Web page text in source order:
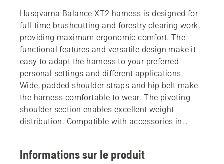
Husqvarna Balance XT2 harness is designed for
full-time brushcutting and forestry clearing work,
providing maximum ergonomic comfort. The
functional features and versatile design make it
easy to adapt the harness to your preferred
personal settings and different applications.
Wide, padded shoulder straps and hip belt make
the harness comfortable to wear. The pivoting
shoulder section enables excellent weight
distribution. Compatible with accessories in
Informations sur le produit